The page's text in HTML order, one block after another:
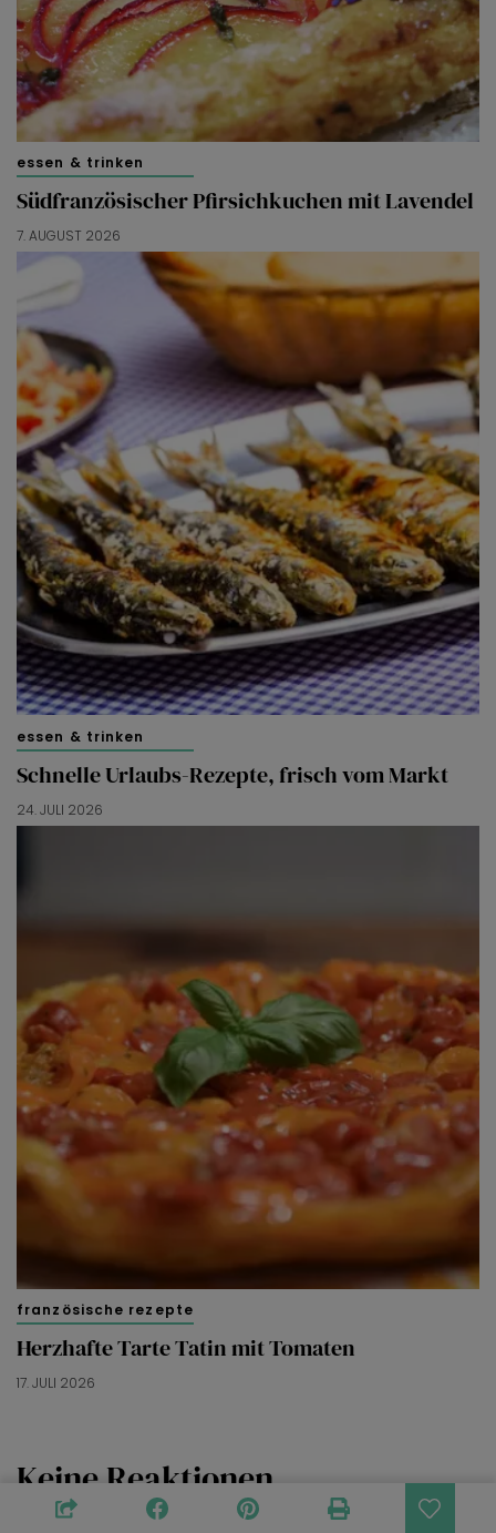
essen & trinken
Südfranzösischer Pfirsichkuchen mit Lavendel
7. AUGUST 2026
essen & trinken
Schnelle Urlaubs-Rezepte, frisch vom Markt
24. JULI 2026
französische rezepte
Herzhafte Tarte Tatin mit Tomaten
17. JULI 2026
Keine Reaktionen